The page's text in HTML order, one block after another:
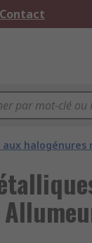
aux halogénures